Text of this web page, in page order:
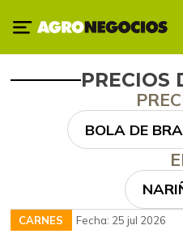
PRECIOS
BOLA DE
CARNES Fecha: 25 jul 2026